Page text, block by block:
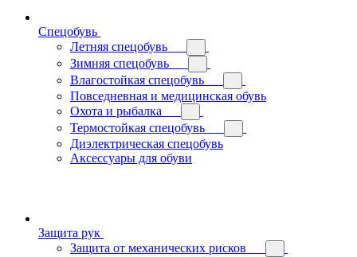
Спецобувь
Летняя спецобувь
Зимняя спецобувь
Влагостойкая спецобувь
Повседневная и медицинская обувь
Охота и рыбалка
Термостойкая спецобувь
Диэлектрическая спецобувь
Аксессуары для обуви
Защита рук
Защита от механических рисков